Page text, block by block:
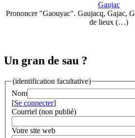
Gaujac
Prononcer "Gaouyac". Gaujacq, Gajac,
de lieux (…)
Un gran de sau ?
(identification facultative)
Nom
[Se connecter]
Courriel (non publié)
Votre site web